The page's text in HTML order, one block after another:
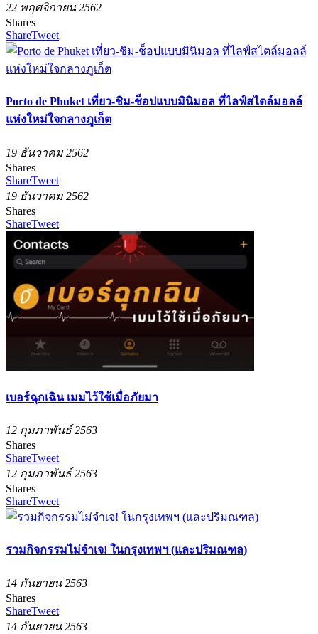
22 พฤศจิกายน 2562
Shares
ShareTweet
Porto de Phuket เที่ยว-ชิม-ช็อปแบบมินิมอล ที่ไลฟ์สไตล์มอลล์
แห่งใหม่ใจกลางภูเก็ต
19 ธันวาคม 2562
Shares
ShareTweet
19 ธันวาคม 2562
Shares
ShareTweet
เบอร์ฉุกเฉิน เมมไว้ใช้เมื่อภัยมา
12 กุมภาพันธ์ 2563
Shares
ShareTweet
12 กุมภาพันธ์ 2563
Shares
ShareTweet
รวมกิจกรรมไม่จำเจ! ในกรุงเทพฯ (และปริมณฑล)
14 กันยายน 2563
Shares
ShareTweet
14 กันยายน 2563